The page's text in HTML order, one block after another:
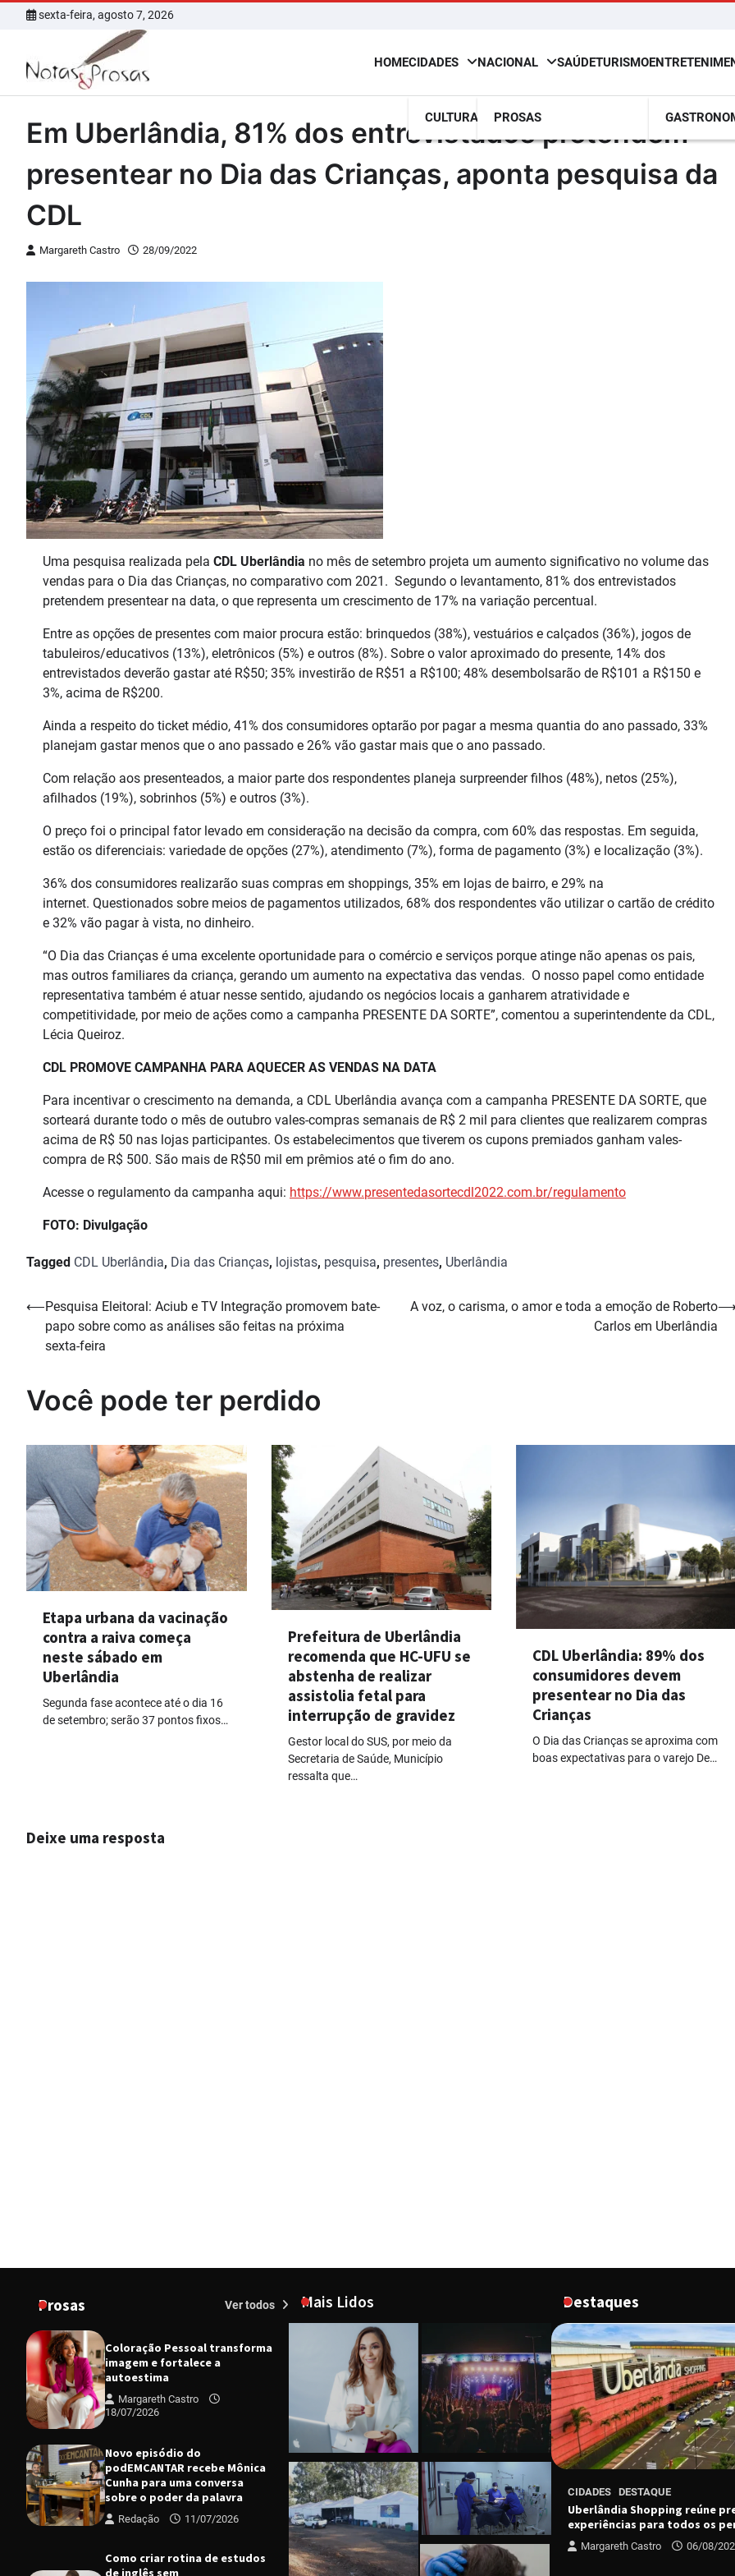
sexta-feira, agosto 7, 2026
HOMECIDADES
CULTURA
NACIONAL
PROSAS
SAÚDETURISMO
Em Uberlândia, 81% dos entrevistados pretendem
presentear no Dia das Crianças, aponta pesquisa da
CDL
Margareth Castro 28/09/2022
Uma pesquisa realizada pela CDL Uberlândia no mês de setembro projeta um aumento significativo no volume das
vendas para o Dia das Crianças, no comparativo com 2021. Segundo o levantamento, 81% dos entrevistados
pretendem presentear na data, o que representa um crescimento de 17% na variação percentual.
Entre as opções de presentes com maior procura estão: brinquedos (38%), vestuários e calçados (36%), jogos de
tabuleiros/educativos (13%), eletrônicos (5%) e outros (8%). Sobre o valor aproximado do presente, 14% dos
entrevistados deverão gastar até R$50; 35% investirão de R$51 a R$100; 48% desembolsarão de R$101 a R$150 e
3%, acima de R$200.
Ainda a respeito do ticket médio, 41% dos consumidores optarão por pagar a mesma quantia do ano passado, 33%
planejam gastar menos que o ano passado e 26% vão gastar mais que o ano passado.
Com relação aos presenteados, a maior parte dos respondentes planeja surpreender filhos (48%), netos (25%),
afilhados (19%), sobrinhos (5%) e outros (3%).
O preço foi o principal fator levado em consideração na decisão da compra, com 60% das respostas. Em seguida,
estão os diferenciais: variedade de opções (27%), atendimento (7%), forma de pagamento (3%) e localização (3%).
36% dos consumidores realizarão suas compras em shoppings, 35% em lojas de bairro, e 29% na
internet. Questionados sobre meios de pagamentos utilizados, 68% dos respondentes vão utilizar o cartão de crédito
e 32% vão pagar à vista, no dinheiro.
“O Dia das Crianças é uma excelente oportunidade para o comércio e serviços porque atinge não apenas os pais,
mas outros familiares da criança, gerando um aumento na expectativa das vendas. O nosso papel como entidade
representativa também é atuar nesse sentido, ajudando os negócios locais a ganharem atratividade e
competitividade, por meio de ações como a campanha PRESENTE DA SORTE”, comentou a superintendente da CDL,
Lécia Queiroz.
CDL PROMOVE CAMPANHA PARA AQUECER AS VENDAS NA DATA
Para incentivar o crescimento na demanda, a CDL Uberlândia avança com a campanha PRESENTE DA SORTE, que
sorteará durante todo o mês de outubro vales-compras semanais de R$ 2 mil para clientes que realizarem compras
acima de R$ 50 nas lojas participantes. Os estabelecimentos que tiverem os cupons premiados ganham vales-
compra de R$ 500. São mais de R$50 mil em prêmios até o fim do ano.
Acesse o regulamento da campanha aqui: https://www.presentedasortecdl2022.com.br/regulamento
FOTO: Divulgação
Tagged CDL Uberlândia, Dia das Crianças, lojistas, pesquisa, presentes, Uberlândia
Navegação
⟵Pesquisa Eleitoral: Aciub e TV Integração promovem bate-
papo sobre como as análises são feitas na próxima
sexta-feira
A voz, o carisma, o amor e toda a emoção de Roberto
Carlos em Uberlândia
Você pode ter perdido
Etapa urbana da vacinação
contra a raiva começa
neste sábado em
Uberlândia
Segunda fase acontece até o dia 16
de setembro; serão 37 pontos fixos…
Prefeitura de Uberlândia
recomenda que HC-UFU se
abstenha de realizar
assistolia fetal para
interrupção de gravidez
Gestor local do SUS, por meio da
Secretaria de Saúde, Município
ressalta que…
CDL Uberlândia: 89% dos
consumidores devem
presentear no Dia das
Crianças
O Dia das Crianças se aproxima com
boas expectativas para o varejo De…
Deixe uma resposta
Prosas Ver todos
Coloração Pessoal transforma
imagem e fortalece a
autoestima
Margareth Castro
18/07/2026
Novo episódio do
podEMCANTAR recebe Mônica
Cunha para uma conversa
sobre o poder da palavra
Redação 11/07/2026
Como criar rotina de estudos
de inglês sem
Mais Lidos Destaques
CIDADES DESTAQUE
Bazar Solidário do Grupo Luta Pela Vida
tem nova edição no dia 13 de agosto
Margareth Castro 06/08/2026
CIDADES DESTAQUE
Uberlândia Shopping reúne
experiências para todos os
Margareth Castro 06/08/